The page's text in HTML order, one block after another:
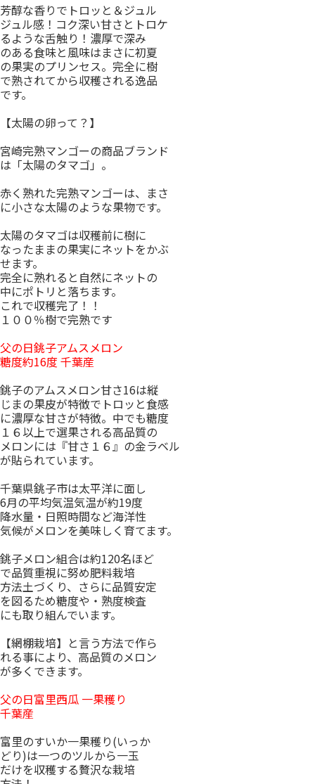
芳醇な香りでトロッと＆ジュル
ジュル感！コク深い甘さとトロケ
るような舌触り！濃厚で深み
のある食味と風味はまさに初夏
の果実のプリンセス。完全に樹
で熟されてから収穫される逸品
です。
【太陽の卵って？】
宮崎完熟マンゴーの商品ブランド
は「太陽のタマゴ」。
赤く熟れた完熟マンゴーは、まさ
に小さな太陽のような果物です。
太陽のタマゴは収穫前に樹に
なったままの果実にネットをかぶ
せます。
完全に熟れると自然にネットの
中にポトリと落ちます。
これで収穫完了！！
１００％樹で完熟です
父の日銚子アムスメロン
糖度約16度 千葉産
銚子のアムスメロン甘さ16は縦
じまの果皮が特徴でトロッと食感
に濃厚な甘さが特徴。中でも糖度
１６以上で選果される高品質の
メロンには『甘さ１６』の金ラベル
が貼られています。
千葉県銚子市は太平洋に面し
6月の平均気温気温が約19度
降水量・日照時間など海洋性
気候がメロンを美味しく育てます。
銚子メロン組合は約120名ほど
で品質重視に努め肥料栽培
方法土づくり、さらに品質安定
を図るため糖度や・熟度検査
にも取り組んでいます。
【網棚栽培】と言う方法で作ら
れる事により、高品質のメロン
が多くできます。
父の日富里西瓜 一果穫り
千葉産
富里のすいか一果穫り(いっか
どり)は一つのツルから一玉
だけを収穫する贅沢な栽培